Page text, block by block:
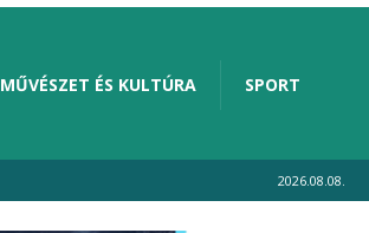
MŰVÉSZET ÉS KULTÚRA SPORT
2026.08.08.